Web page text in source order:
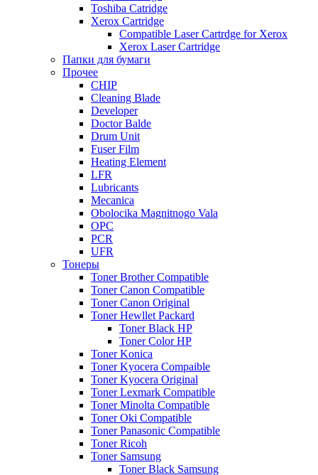
Toshiba Catridge
Xerox Cartridge
Compatible Laser Cartrdge for Xerox
Xerox Laser Cartridge
Папки для бумаги
Прочее
CHIP
Cleaning Blade
Developer
Doctor Balde
Drum Unit
Fuser Film
Heating Element
LFR
Lubricants
Mecanica
Obolocika Magnitnogo Vala
OPC
PCR
UFR
Тонеры
Toner Brother Compatible
Toner Canon Compatible
Toner Canon Original
Toner Hewllet Packard
Toner Black HP
Toner Color HP
Toner Konica
Toner Kyocera Compaible
Toner Kyocera Original
Toner Lexmark Compatible
Toner Minolta Compatible
Toner Oki Compatible
Toner Panasonic Compatible
Toner Ricoh
Toner Samsung
Toner Black Samsung